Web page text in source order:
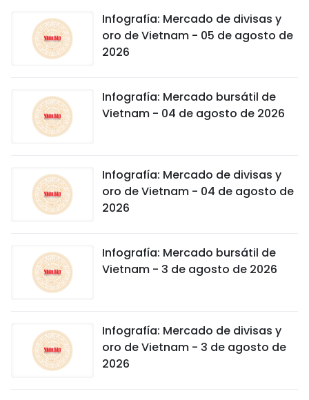
Infografía: Mercado de divisas y
oro de Vietnam - 05 de agosto de
2026
Infografía: Mercado bursátil de
Vietnam - 04 de agosto de 2026
Infografía: Mercado de divisas y
oro de Vietnam - 04 de agosto de
2026
Infografía: Mercado bursátil de
Vietnam - 3 de agosto de 2026
Infografía: Mercado de divisas y
oro de Vietnam - 3 de agosto de
2026